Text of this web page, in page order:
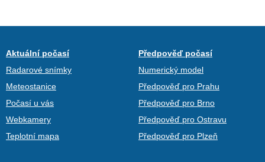
Aktuální počasí
Radarové snímky
Meteostanice
Počasí u vás
Webkamery
Teplotní mapa
Předpověď počasí
Numerický model
Předpověď pro Prahu
Předpověď pro Brno
Předpověď pro Ostravu
Předpověď pro Plzeň